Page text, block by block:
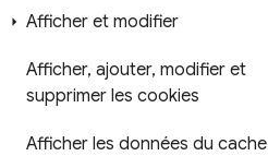
Afficher et modifier
Afficher, ajouter, modifier et
supprimer les cookies
Afficher les données du cache